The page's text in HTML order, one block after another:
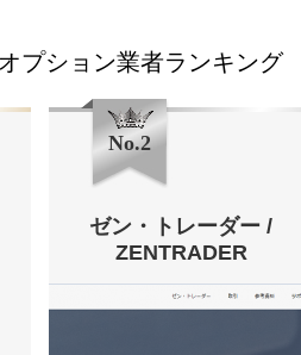
プション業者ランキング
No.2
ゼン・トレーダー /
ZENTRADER